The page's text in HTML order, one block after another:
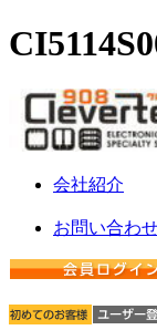
会社紹介
お問い合わ